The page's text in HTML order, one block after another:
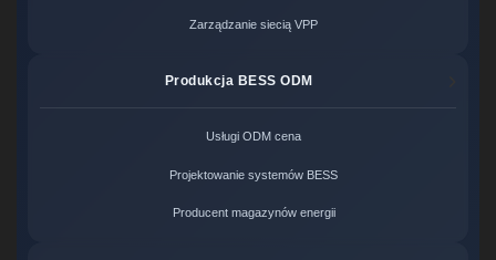
Zarządzanie siecią VPP
Produkcja BESS ODM
Usługi ODM cena
Projektowanie systemów BESS
Producent magazynów energii